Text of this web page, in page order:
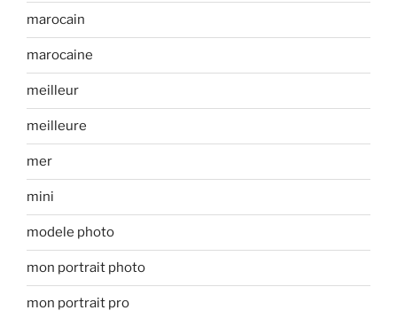
marocain
marocaine
meilleur
meilleure
mer
mini
modele photo
mon portrait photo
mon portrait pro